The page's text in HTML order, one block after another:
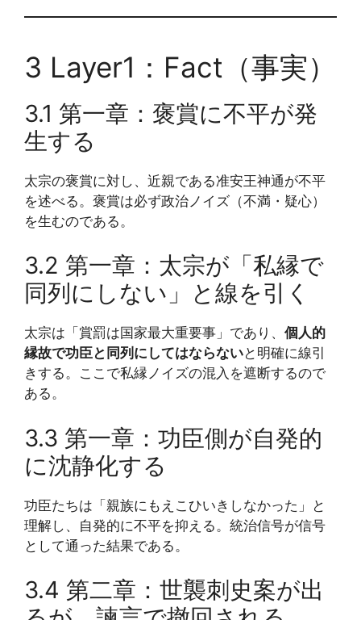
3 Layer1：Fact（事実）
3.1 第一章：褒賞に不平が発
生する
太宗の褒賞に対し、近親である准安王神通が不平
を述べる。褒賞は必ず政治ノイズ（不満・疑心）
を生むのである。
3.2 第一章：太宗が「私縁で
同列にしない」と線を引く
太宗は「賞罰は国家最大重要事」であり、 個人的
縁故で功臣と同列にしてはならないと明確に線引
きする。ここで私縁ノイズの混入を遮断するので
ある。
3.3 第一章：功臣側が自発的
に沈静化する
功臣たちは「親族にもえこひいきしなかった」と
理解し、自発的に不平を抑える。統治信号が信号
として通った結果である。
3.4 第二章：世襲刺史案が出